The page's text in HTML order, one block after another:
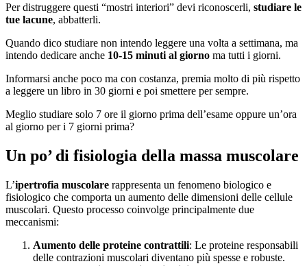
Per distruggere questi “mostri interiori” devi riconoscerli, studiare le
tue lacune, abbatterli.
Quando dico studiare non intendo leggere una volta a settimana, ma
intendo dedicare anche 10-15 minuti al giorno ma tutti i giorni.
Informarsi anche poco ma con costanza, premia molto di più rispetto
a leggere un libro in 30 giorni e poi smettere per sempre.
Meglio studiare solo 7 ore il giorno prima dell’esame oppure un’ora
al giorno per i 7 giorni prima?
Un po’ di fisiologia della massa muscolare
L’ipertrofia muscolare rappresenta un fenomeno biologico e
fisiologico che comporta un aumento delle dimensioni delle cellule
muscolari. Questo processo coinvolge principalmente due
meccanismi:
Aumento delle proteine contrattili: Le proteine responsabili
delle contrazioni muscolari diventano più spesse e robuste.